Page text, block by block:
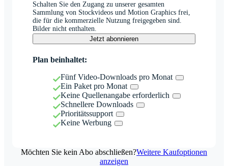
Schalten Sie den Zugang zu unserer gesamten
Sammlung von Stockvideos und Motion Graphics frei,
die für die kommerzielle Nutzung freigegeben sind.
Bilder nicht enthalten.
Jetzt abonnieren
Plan beinhaltet:
Fünf Video-Downloads pro Monat
Ein Paket pro Monat
Keine Quellenangabe erforderlich
Schnellere Downloads
Prioritätssupport
Keine Werbung
Möchten Sie kein Abo abschließen?Weitere Kaufoptionen
anzeigen